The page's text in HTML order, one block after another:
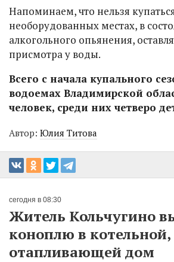
Напоминаем, что нельзя
необорудованных местах, в
алкогольного опьянения,
присмотра у воды.
Всего с начала купального
водоемах Владимирской
человек, среди них четверо
Автор: Юлия Титова
сегодня в 08:30
Житель Кольчугино
коноплю в котельной,
отапливающей дом